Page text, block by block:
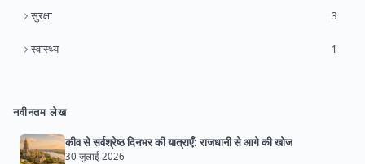
सुरक्षा 3
स्वास्थ्य 1
नवीनतम लेख
कीव से सर्वश्रेष्ठ दिनभर की यात्राएँ: राजधानी से आगे की खोज
30 जुलाई 2026